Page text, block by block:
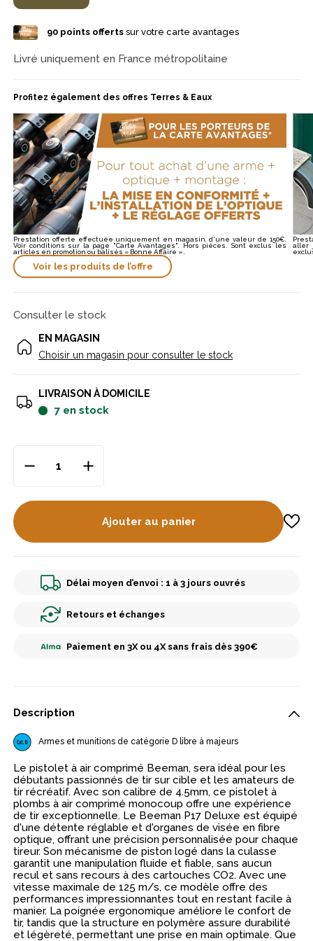
confort de tir, tandis que la structure en polymère assure
Que ce soit pour le tir sur cible à 10 mètres ou simplement pour
s'amuser, le pistolet à air comprimé Beeman est le compagnon
idéal.
90points offertssur votre carte avantages
Livré uniquement en France métropolitaine
Profitez également des offres Terres & Eaux
Prestation offerte effectuée uniquement en magasin, d'une valeur de 150€.
Voir conditions sur la page "Carte Avantages". Hors pièces. Sont exclus les
articles en promotion ou balisés « Bonne Affaire ».
Voir les produits de l’offre
aller
Consulter le stock
EN MAGASIN
Choisir un magasin pour consulter le stock
LIVRAISON À DOMICILE
7 en stock
Ajouter au panier
Délai moyen d’envoi : 1 à 3 jours ouvrés
Retours et échanges
Paiement en 3X ou 4X sans frais dès 390€
Description
Armes et munitions de catégorie D libre à majeurs
Le pistolet à air comprimé Beeman, sera idéal pour les
débutants passionnés de tir sur cible et les amateurs de
tir récréatif. Avec son calibre de 4.5mm, ce pistolet à
plombs à air comprimé monocoup offre une expérience
de tir exceptionnelle. Le Beeman P17 Deluxe est équipé
d'une détente réglable et d'organes de visée en fibre
optique, offrant une précision personnalisée pour chaque
tireur. Son mécanisme de piston logé dans la culasse
garantit une manipulation fluide et fiable, sans aucun
recul et sans recours à des cartouches CO2. Avec une
vitesse maximale de 125 m/s, ce modèle offre des
performances impressionnantes tout en restant facile à
manier. La poignée ergonomique améliore le confort de
tir, tandis que la structure en polymère assure durabilité
et légèreté, permettant une prise en main optimale. Que